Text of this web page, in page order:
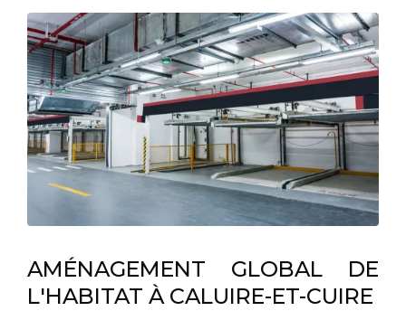
AMÉNAGEMENT GLOBAL DE
L'HABITAT À CALUIRE-ET-CUIRE